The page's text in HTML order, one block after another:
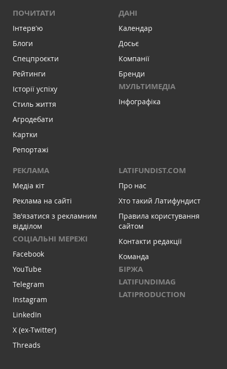
ПОЧИТАТИ
Інтервʼю
Блоги
Спецпроєкти
Рейтинги
Історії успіху
Стиль життя
Агродебати
Картки
Репортажі
ДАНІ
Календар
Досьє
Компанії
Бренди
МУЛЬТИМЕДІА
Інфографіка
РЕКЛАМА
Медіа кіт
Реклама на сайті
Зв'язатися з рекламним
відділом
СОЦІАЛЬНІ МЕРЕЖІ
Facebook
YouTube
Telegram
Instagram
LinkedIn
X (ex-Twitter)
Threads
LATIFUNDIST.COM
Про нас
Хто такий Латифундист
Правила користування
сайтом
Контакти редакції
Команда
БІРЖА
LATIFUNDIMAG
LATIPRODUCTION